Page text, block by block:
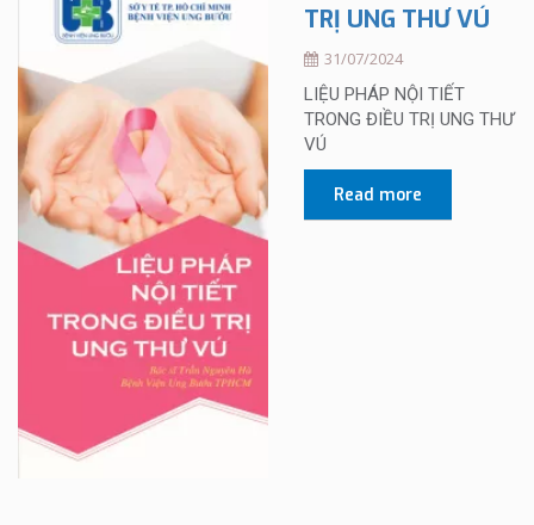
TRỊ UNG THƯ VÚ
31/07/2024
LIỆU PHÁP NỘI TIẾT
TRONG ĐIỀU TRỊ UNG THƯ
VÚ
Read more